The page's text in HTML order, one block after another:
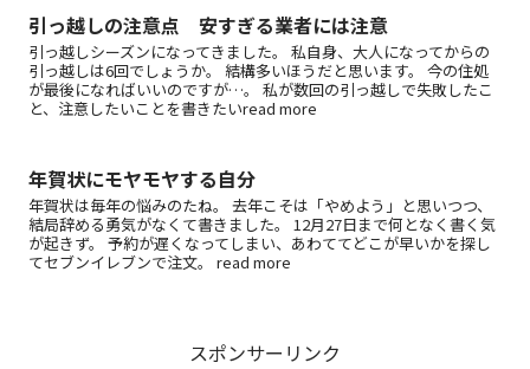
引っ越しの注意点 安すぎる業者には注意
引っ越しシーズンになってきました。 私自身、大人になってからの
引っ越しは6回でしょうか。 結構多いほうだと思います。 今の住処
が最後になればいいのですが…。 私が数回の引っ越しで失敗したこ
と、注意したいことを書きたいread more
年賀状にモヤモヤする自分
年賀状は毎年の悩みのたね。 去年こそは「やめよう」と思いつつ、
結局辞める勇気がなくて書きました。 12月27日まで何となく書く気
が起きず。 予約が遅くなってしまい、あわててどこが早いかを探し
てセブンイレブンで注文。 read more
スポンサーリンク